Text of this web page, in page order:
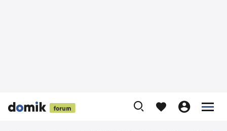


 
    

